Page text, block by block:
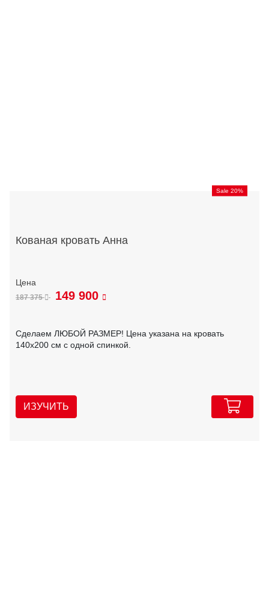
Sale 20%
Кованая кровать Анна
187 375 149 900
Сделаем ЛЮБОЙ РАЗМЕР! Цена указана на кровать
140х200 см с одной спинкой.
ИЗУЧИТЬ